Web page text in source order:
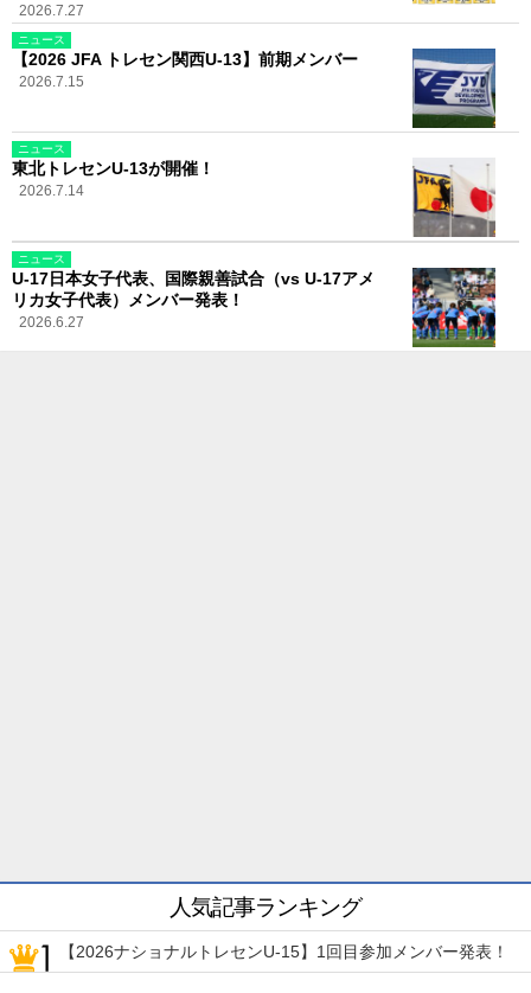
2026.7.27
ニュース
【2026 JFA トレセン関西U-13】前期メンバー
2026.7.15
ニュース
東北トレセンU-13が開催！
2026.7.14
ニュース
U-17日本女子代表、国際親善試合（vs U-17アメ
リカ女子代表）メンバー発表！
2026.6.27
人気記事ランキング
【2026ナショナルトレセンU-15】1回目参加メンバー発表！